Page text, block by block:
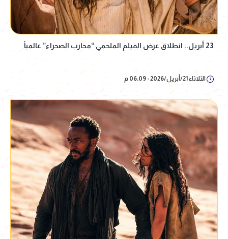
23 أبريل.. انطلاق عرض الفيلم الملحمي “محارب الصحراء” عالمياً
الثلاثاء 21/أبريل/2026 - 06:09 م